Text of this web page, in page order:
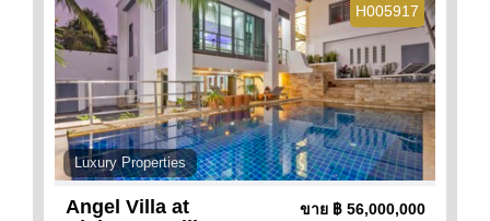
H005917
Luxury Properties
Angel Villa at
ขาย ฿ 56,000,000